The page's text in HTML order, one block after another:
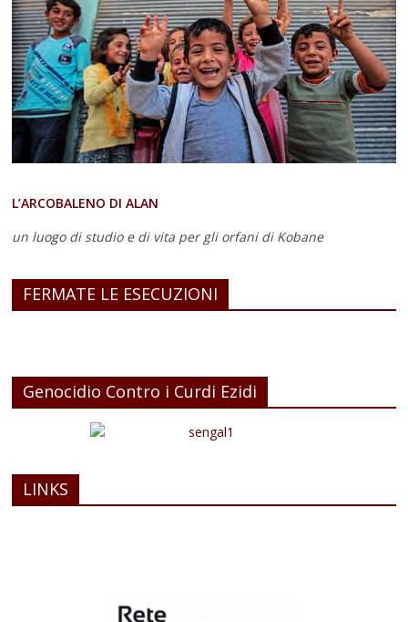
L’ARCOBALENO DI ALAN
un luogo di studio e di vita per gli orfani di Kobane
FERMATE LE ESECUZIONI
Genocidio Contro i Curdi Ezidi
LINKS